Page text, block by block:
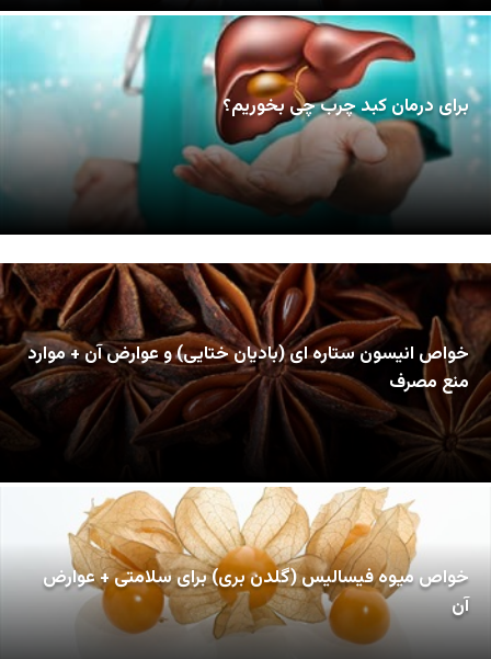
برای درمان کبد چرب چی بخوریم؟
خواص انیسون ستاره ای (بادیان ختایی) و عوارض آن + موارد
منع مصرف
خواص میوه فیسالیس (گلدن بری) برای سلامتی + عوارض
آن